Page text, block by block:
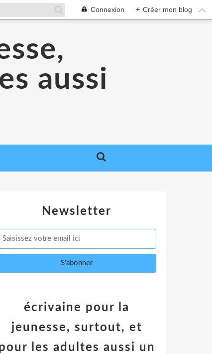
Connexion + Créer mon blog
aussi
Newsletter
écrivaine pour la
jeunesse, surtout, et
les adultes aussi un